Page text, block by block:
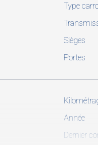
Type
Sièges
Portes
Année
Dernier